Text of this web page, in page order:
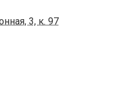
3, к. 97